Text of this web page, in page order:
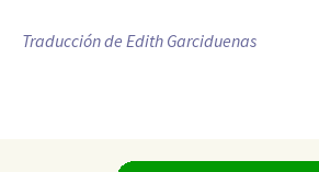
Traducción de Edith Garciduenas